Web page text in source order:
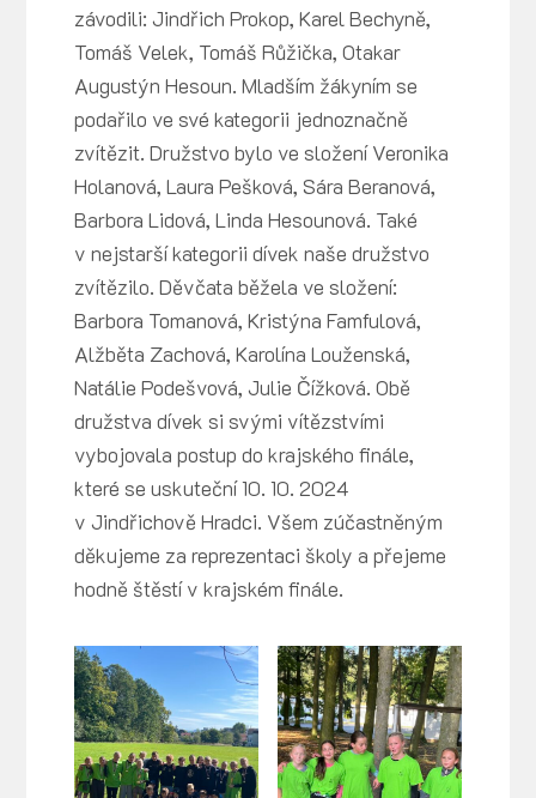
závodili: Jindřich Prokop, Karel Bechyně,
Tomáš Velek, Tomáš Růžička, Otakar
Augustýn Hesoun. Mladším žákyním se
podařilo ve své kategorii jednoznačně
zvítězit. Družstvo bylo ve složení Veronika
Holanová, Laura Pešková, Sára Beranová,
Barbora Lidová, Linda Hesounová. Také
v nejstarší kategorii dívek naše družstvo
zvítězilo. Děvčata běžela ve složení:
Barbora Tomanová, Kristýna Famfulová,
Alžběta Zachová, Karolína Louženská,
Natálie Podešvová, Julie Čížková. Obě
družstva dívek si svými vítězstvími
vybojovala postup do krajského finále,
které se uskuteční 10. 10. 2024
v Jindřichově Hradci. Všem zúčastněným
děkujeme za reprezentaci školy a přejeme
hodně štěstí v krajském finále.